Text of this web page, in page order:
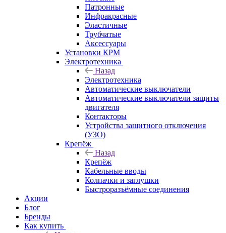
Патронные
Инфракрасные
Эластичные
Трубчатые
Аксессуары
Установки КРМ
Электротехника
Назад
Электротехника
Автоматические выключатели
Автоматические выключатели защиты
двигателя
Контакторы
Устройства защитного отключения
(УЗО)
Крепёж
Назад
Крепёж
Кабельные вводы
Колпачки и заглушки
Быстроразъёмные соединения
Акции
Блог
Бренды
Как купить